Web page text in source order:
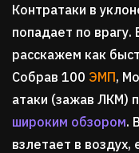
Контратаки в
попадает по
расскажем как
Собрав 100 ЭМП,
атаки (зажав ЛКМ)
широким обзором.
взлетает в воздух,